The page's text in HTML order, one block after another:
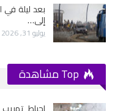
بعد ليلة في
إلى…
يوليو 31, 2026